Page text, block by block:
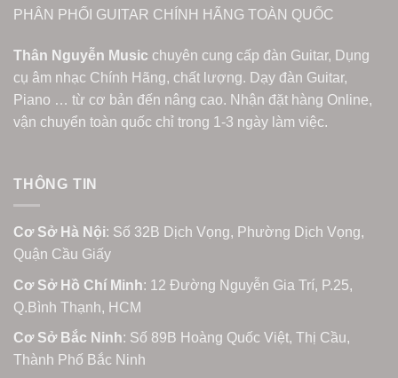
PHÂN PHỐI GUITAR CHÍNH HÃNG TOÀN QUỐC
Thân Nguyễn Music chuyên cung cấp đàn Guitar, Dụng
cụ âm nhạc Chính Hãng, chất lượng. Dạy đàn Guitar,
Piano … từ cơ bản đến nâng cao. Nhận đặt hàng Online,
vận chuyển toàn quốc chỉ trong 1-3 ngày làm việc.
THÔNG TIN
Cơ Sở Hà Nội: Số 32B Dịch Vọng, Phường Dịch Vọng,
Quận Cầu Giấy
Cơ Sở Hồ Chí Minh: 12 Đường Nguyễn Gia Trí, P.25,
Q.Bình Thạnh, HCM
Cơ Sở Bắc Ninh: Số 89B Hoàng Quốc Việt, Thị Cầu,
Thành Phố Bắc Ninh